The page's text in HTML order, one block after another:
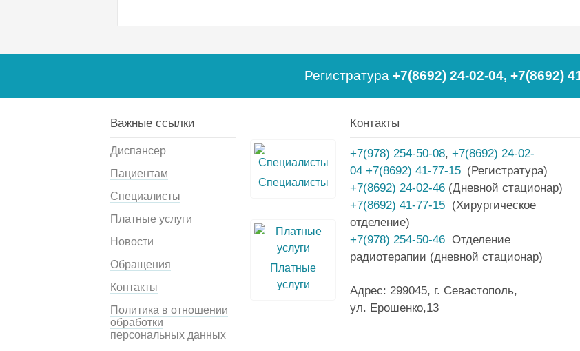
Регистратура +7(8692) 24-02-04, +7(8692)
Важные ссылки
Диспансер
Пациентам
Специалисты
Платные услуги
Новости
Обращения
Контакты
Политика в отношении
обработки
персональных данных
Специалисты
Платные
услуги
Контакты
+7(978) 254-50-08, +7(8692) 24-02-
04 +7(8692) 41-77-15 (Регистратура)
+7(8692) 24-02-46 (Дневной стационар)
+7(8692) 41-77-15 (Хирургическое
отделение)
+7(978) 254-50-46 Отделение
радиотерапии (дневной стационар)
Адрес: 299045, г. Севастополь,
ул. Ерошенко,13